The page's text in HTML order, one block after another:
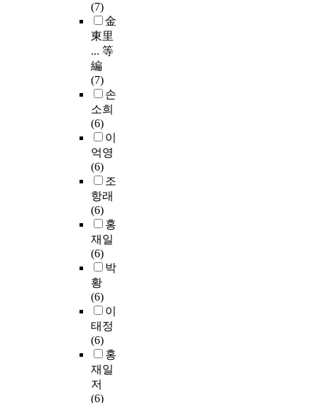
(7)
金
東里
... 等
編
(7)
손
소희
(6)
이
억영
(6)
조
항래
(6)
홍
재일
(6)
박
황
(6)
이
태정
(6)
홍
재일
저
(6)